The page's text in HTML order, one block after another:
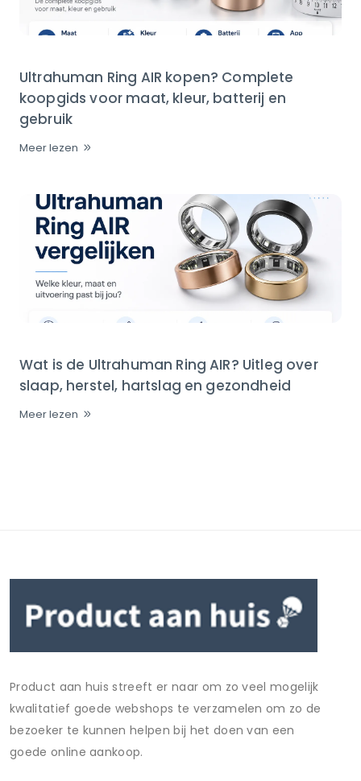
Ultrahuman Ring AIR kopen? Complete
koopgids voor maat, kleur, batterij en
gebruik
Meer lezen
Wat is de Ultrahuman Ring AIR? Uitleg over
slaap, herstel, hartslag en gezondheid
Meer lezen
Product aan huis streeft er naar om zo veel mogelijk
kwalitatief goede webshops te verzamelen om zo de
bezoeker te kunnen helpen bij het doen van een
goede online aankoop.